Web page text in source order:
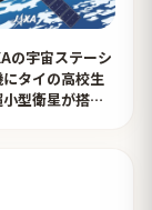
の宇宙ステーシ
にタイの高校生
型衛星が搭載